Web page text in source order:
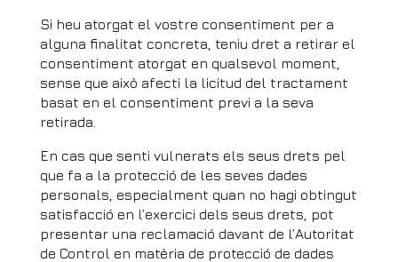
Si heu atorgat el vostre consentiment per a
alguna finalitat concreta, teniu dret a retirar el
consentiment atorgat en qualsevol moment,
sense que això afecti la licitud del tractament
basat en el consentiment previ a la seva
retirada.
En cas que senti vulnerats els seus drets pel
que fa a la protecció de les seves dades
personals, especialment quan no hagi obtingut
satisfacció en l’exercici dels seus drets, pot
presentar una reclamació davant de l’Autoritat
de Control en matèria de protecció de dades